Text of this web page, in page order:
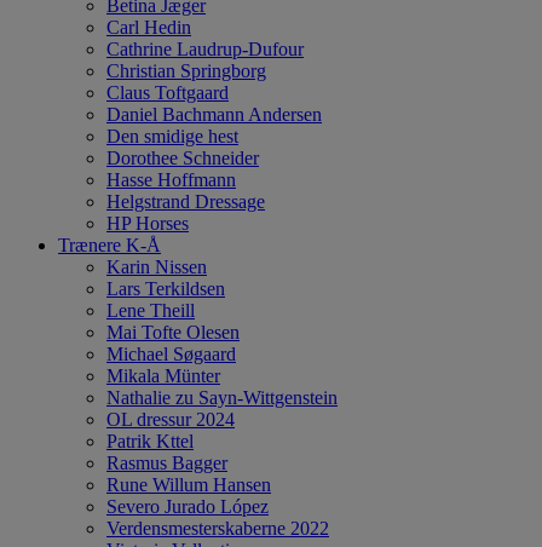
Betina Jæger
Carl Hedin
Cathrine Laudrup-Dufour
Christian Springborg
Claus Toftgaard
Daniel Bachmann Andersen
Den smidige hest
Dorothee Schneider
Hasse Hoffmann
Helgstrand Dressage
HP Horses
Trænere K-Å
Karin Nissen
Lars Terkildsen
Lene Theill
Mai Tofte Olesen
Michael Søgaard
Mikala Münter
Nathalie zu Sayn-Wittgenstein
OL dressur 2024
Patrik Kttel
Rasmus Bagger
Rune Willum Hansen
Severo Jurado López
Verdensmesterskaberne 2022